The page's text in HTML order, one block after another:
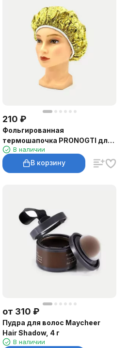
210 ₽
Фольгированная
термошапочка PRONOGTI для
ухода за волосами
В наличии
В корзину
от 310 ₽
Пудра для волос Maycheer
Hair Shadow, 4 г
В наличии